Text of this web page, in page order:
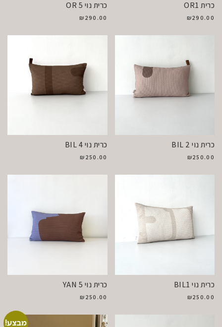
כרית OR1
₪290.00
כרית נוי OR 5
₪ 290.00
כרית נוי BIL 2
₪250.00
כרית נוי BIL 4
₪ 250.00
כרית נוי BIL1
₪250.00
כרית נוי YAN 5
₪ 250.00
מבצע!